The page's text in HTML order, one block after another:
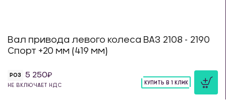
Вал привода левого колеса ВАЗ 2108 - 2190
Спорт +20 мм (419 мм)
РОЗ 5 250
НЕ ВКЛЮЧАЕТ НДС
КУПИТЬ В 1 КЛИК